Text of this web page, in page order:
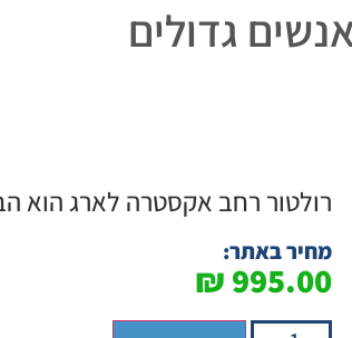
גדולים
רולטור רחב אקסטרה לארג הוא
מחיר באתר:
995.00
₪